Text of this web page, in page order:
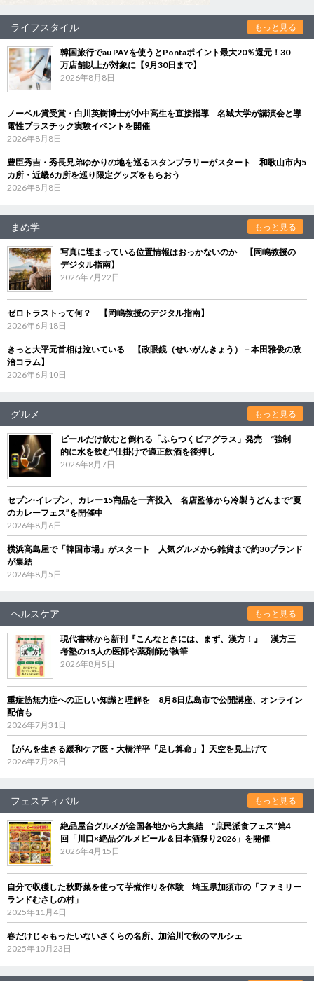
ライフスタイル もっと見る
韓国旅行でau PAYを使うとPontaポイント最大20％還元！30
万店舗以上が対象に【9月30日まで】
2026年8月8日
ノーベル賞受賞・白川英樹博士が小中高生を直接指導 名城大学が講演会と導
電性プラスチック実験イベントを開催
2026年8月8日
豊臣秀吉・秀長兄弟ゆかりの地を巡るスタンプラリーがスタート 和歌山市内5
カ所・近畿6カ所を巡り限定グッズをもらおう
2026年8月8日
まめ学 もっと見る
写真に埋まっている位置情報はおっかないのか 【岡嶋教授の
デジタル指南】
2026年7月22日
ゼロトラストって何？ 【岡嶋教授のデジタル指南】
2026年6月18日
きっと大平元首相は泣いている 【政眼鏡（せいがんきょう）－本田雅俊の政
治コラム】
2026年6月10日
グルメ もっと見る
ビールだけ飲むと倒れる「ふらつくビアグラス」発売 “強制
的に水を飲む”仕掛けで適正飲酒を後押し
2026年8月7日
セブン‐イレブン、カレー15商品を一斉投入 名店監修から冷製うどんまで“夏
のカレーフェス”を開催中
2026年8月6日
横浜高島屋で「韓国市場」がスタート 人気グルメから雑貨まで約30ブランド
が集結
2026年8月5日
ヘルスケア もっと見る
現代書林から新刊『こんなときには、まず、漢方！』 漢方三
考塾の15人の医師や薬剤師が執筆
2026年8月5日
重症筋無力症への正しい知識と理解を 8月8日広島市で公開講座、オンライン
配信も
2026年7月31日
【がんを生きる緩和ケア医・大橋洋平「足し算命」】天空を見上げて
2026年7月28日
フェスティバル もっと見る
絶品屋台グルメが全国各地から大集結 “庶民派食フェス”第4
回「川口×絶品グルメビール＆日本酒祭り2026」を開催
2026年4月15日
自分で収穫した秋野菜を使って芋煮作りを体験 埼玉県加須市の「ファミリー
ランドむさしの村」
2025年11月4日
春だけじゃもったいないさくらの名所、加治川で秋のマルシェ
2025年10月23日